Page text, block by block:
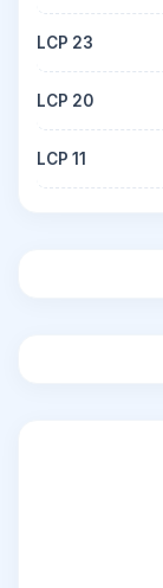
LCP 23
LCP 20
LCP 11